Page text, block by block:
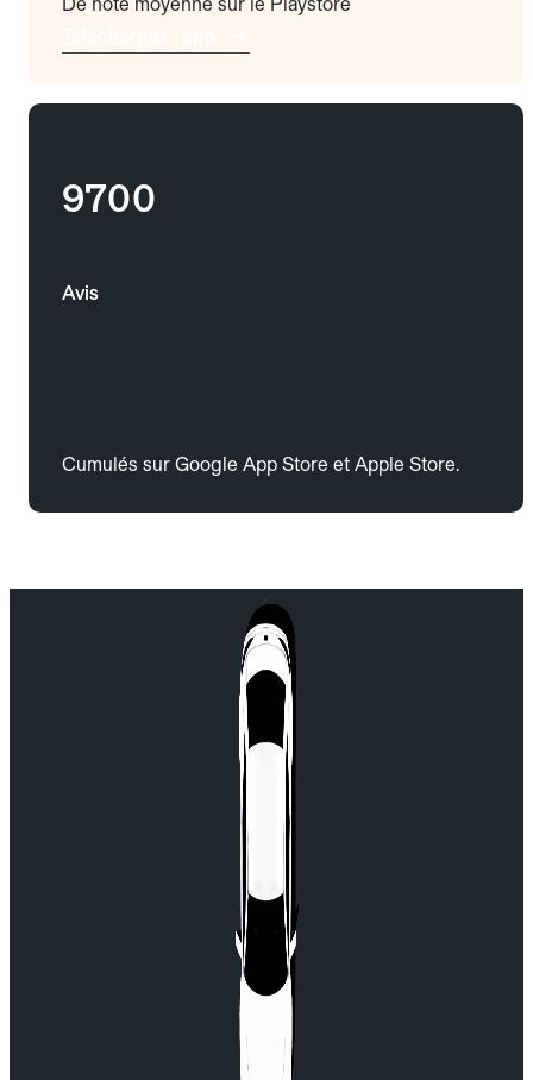
9700
Avis
Cumulés sur Google App Store et Apple Store.